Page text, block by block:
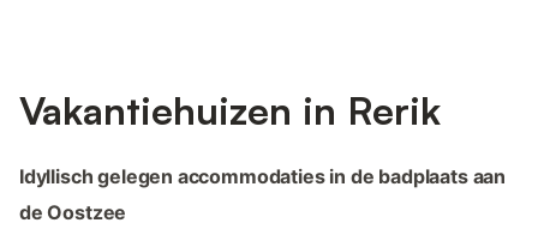
Vakantiehuizen in Rerik
Idyllisch gelegen accommodaties in de badplaats aan
de Oostzee